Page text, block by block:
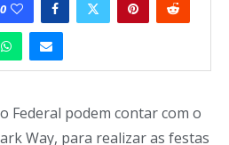
0
Federal podem contar com o
Way, para realizar as festas